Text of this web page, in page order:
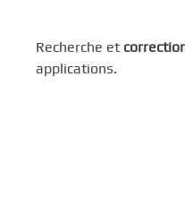
Recherche et
applications.